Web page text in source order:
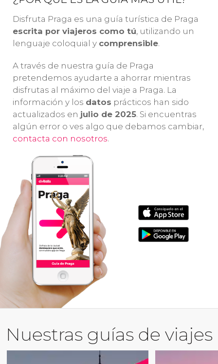
Praga
descubriremos
catedral de
San Vito, el
Palacio Real, la
basílica de San
Jorge y el
Callejón del
Oro
concentración
de Terezín
desde
visitaremos
un antiguo
gueto
establecido por
las
SS nazis
durante la
Segunda
Guerra Mundial.
Disfruta Praga es una guía turística de Praga
escrita por viajeros como tú, utilizando un
lenguaje coloquial y comprensible.
A través de nuestra guía de Praga
pretendemos ayudarte a ahorrar mientras
disfrutas al máximo del viaje a Praga. La
información y los datos prácticos han sido
actualizados en julio de 2025. Si encuentras
algún error o ves algo que debamos cambiar,
contacta con nosotros.
Nuestras guías de viajes